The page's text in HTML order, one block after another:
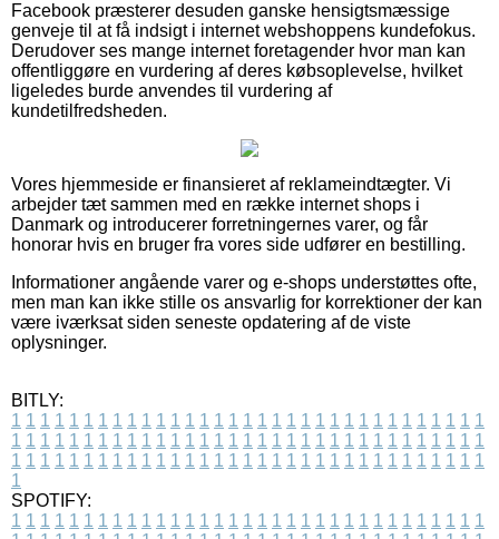
Facebook præsterer desuden ganske hensigtsmæssige
genveje til at få indsigt i internet webshoppens kundefokus.
Derudover ses mange internet foretagender hvor man kan
offentliggøre en vurdering af deres købsoplevelse, hvilket
ligeledes burde anvendes til vurdering af
kundetilfredsheden.
Vores hjemmeside er finansieret af reklameindtægter. Vi
arbejder tæt sammen med en række internet shops i
Danmark og introducerer forretningernes varer, og får
honorar hvis en bruger fra vores side udfører en bestilling.
Informationer angående varer og e-shops understøttes ofte,
men man kan ikke stille os ansvarlig for korrektioner der kan
være iværksat siden seneste opdatering af de viste
oplysninger.
BITLY:
1 1 1 1 1 1 1 1 1 1 1 1 1 1 1 1 1 1 1 1 1 1 1 1 1 1 1 1 1 1 1 1 1
1 1 1 1 1 1 1 1 1 1 1 1 1 1 1 1 1 1 1 1 1 1 1 1 1 1 1 1 1 1 1 1 1
1 1 1 1 1 1 1 1 1 1 1 1 1 1 1 1 1 1 1 1 1 1 1 1 1 1 1 1 1 1 1 1 1
1
SPOTIFY:
1 1 1 1 1 1 1 1 1 1 1 1 1 1 1 1 1 1 1 1 1 1 1 1 1 1 1 1 1 1 1 1 1